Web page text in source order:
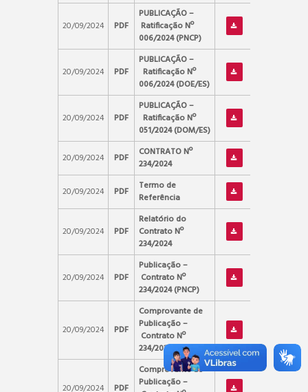
20/09/2024 PDF
PUBLICAÇÃO –
Ratificação Nº
006/2024(PNCP)
20/09/2024 PDF
PUBLICAÇÃO –
RatificaçãoNº
006/2024(DOE/ES)
20/09/2024 PDF
PUBLICAÇÃO –
Ratificação Nº
051/2024(DOM/ES)
20/09/2024
PDF
CONTRATO Nº
234/2024
20/09/2024
PDF
Termo de
Referência
20/09/2024 PDF
Relatório do
Contrato Nº
234/2024
20/09/2024 PDF
Publicação –
Contrato Nº
234/2024 (PNCP)
20/09/2024 PDF
Comprovante de
Publicação –
Contrato Nº
234/2024 (DOE/ES)
20/09/2024 PDF
Comprovante de
Publicação –